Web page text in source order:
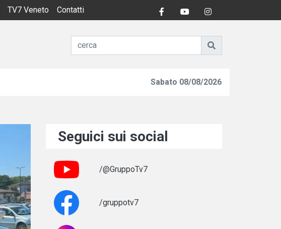
TV7 Veneto Contatti
Sabato 08/08/2026
Seguici sui social
/@GruppoTv7
/gruppotv7